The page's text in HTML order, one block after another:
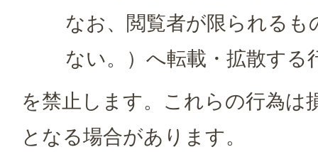
なお、閲覧者が限られる
ない。）へ転載・拡散する
を禁止します。これらの行為は
となる場合があります。